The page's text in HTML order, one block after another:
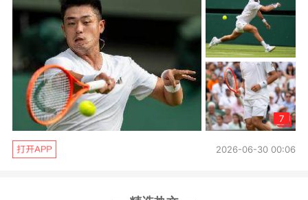
7
2026-06-30 00:06